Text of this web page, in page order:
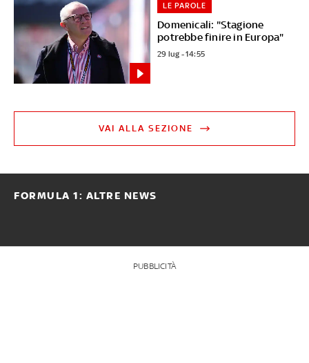
Domenicali: "Stagione
potrebbe finire in Europa"
LE PAROLE
29 lug - 14:55
VAI ALLA SEZIONE
FORMULA 1: ALTRE NEWS
PUBBLICITÀ